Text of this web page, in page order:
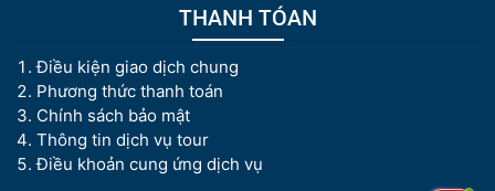
THANH TÓAN
Điều kiện giao dịch chung
Phương thức thanh toán
Chính sách bảo mật
Thông tin dịch vụ tour
Điều khoản cung ứng dịch vụ